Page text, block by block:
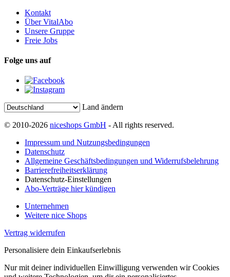
Kontakt
Über VitalAbo
Unsere Gruppe
Freie Jobs
Folge uns auf
Land ändern
© 2010-2026 niceshops GmbH - All rights reserved.
Impressum und Nutzungsbedingungen
Datenschutz
Allgemeine Geschäftsbedingungen und Widerrufsbelehrung
Barrierefreiheitserklärung
Datenschutz-Einstellungen
Abo-Verträge hier kündigen
Unternehmen
Weitere nice Shops
Vertrag widerrufen
Personalisiere dein Einkaufserlebnis
Nur mit deiner individuellen Einwilligung verwenden wir Cookies